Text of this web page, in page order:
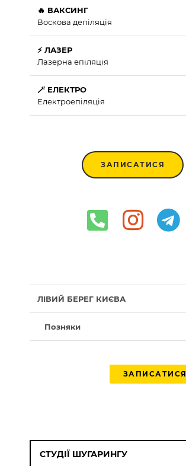
🔥 ВАКСИНГ
Воскова депіляція
⚡ ЛАЗЕР
Лазерна епіляція
🪄 ЕЛЕКТРО
Електроепіляція
ЗАПИСАТИСЯ
ЛІВИЙ БЕРЕГ КИЄВА
Позняки
ЗАПИСАТИСЯ
СТУДІЇ ШУГАРИНГУ